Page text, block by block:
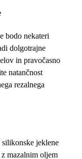
bodo nekateri
dolgotrajne
in pravočasno
natančnost
rezalnega
jeklene
mazalnim oljem